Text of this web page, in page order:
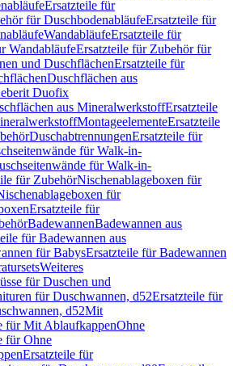
Ersatzteile für
für DuschbodenabläufeErsatzteile für
WandabläufeErsatzteile für
WandabläufeErsatzteile für Zubehör für
und DuschflächenErsatzteile für
Duschflächen aus
Duofix
aus MineralwerkstoffErsatzteile
MontageelementeErsatzteile
DuschabtrennungenErsatzteile für
für Walk-in-
für Walk-in-
für ZubehörNischenablageboxen für
für
Ersatzteile für
BadewannenBadewannen aus
für Badewannen aus
für BabysErsatzteile für Badewannen
Weiteres
für Duschen und
für Duschwannen, d52Ersatzteile für
d52Mit
für Mit AblaufkappenOhne
für Ohne
Ersatzteile für